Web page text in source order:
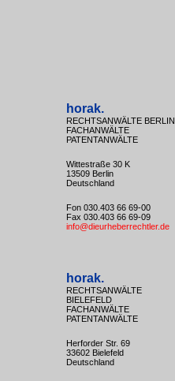
horak.
RECHTSANWÄLTE BERLIN
FACHANWÄLTE
PATENTANWÄLTE
Wittestraße 30 K
13509 Berlin
Deutschland
Fon 030.403 66 69-00
Fax 030.403 66 69-09
info@dieurheberrechtler.de
horak.
RECHTSANWÄLTE
BIELEFELD
FACHANWÄLTE
PATENTANWÄLTE
Herforder Str. 69
33602 Bielefeld
Deutschland